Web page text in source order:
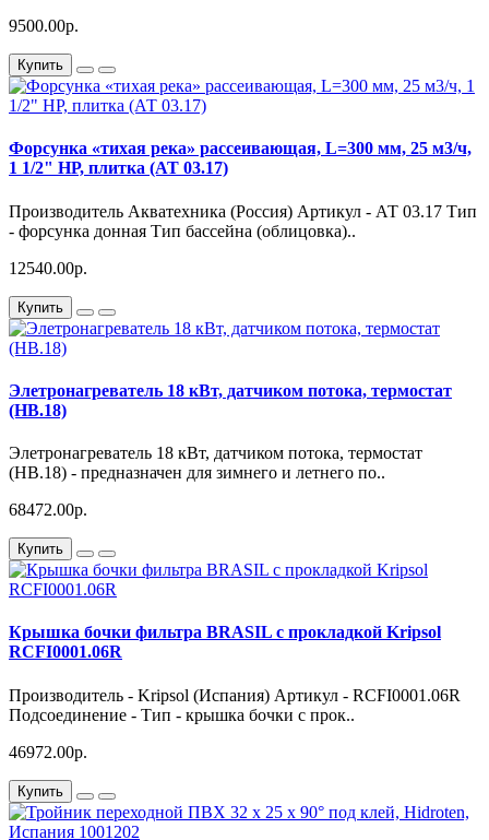
9500.00р.
Купить
Форсунка «тихая река» рассеивающая, L=300 мм, 25 м3/ч,
1 1/2" НР, плитка (АТ 03.17)
Производитель Акватехника (Россия) Артикул - АТ 03.17 Тип
- форсунка донная Тип бассейна (облицовка)..
12540.00р.
Купить
Элетронагреватель 18 кВт, датчиком потока, термостат
(НВ.18)
Элетронагреватель 18 кВт, датчиком потока, термостат
(НВ.18) - предназначен для зимнего и летнего по..
68472.00р.
Купить
Крышка бочки фильтра BRASIL с прокладкой Kripsol
RCFI0001.06R
Производитель - Kripsol (Испания) Артикул - RCFI0001.06R
Подсоединение - Тип - крышка бочки с прок..
46972.00р.
Купить